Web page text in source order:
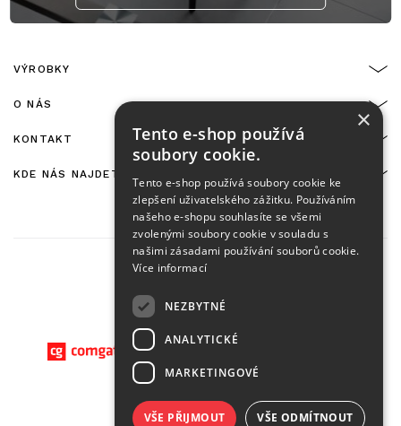
VÝROBKY
O NÁS
KONTAKT
KDE NÁS NAJDETE
On-line platby zajišťuje:
×
Tento e-shop používá
soubory cookie.
Tento e-shop používá soubory cookie ke
zlepšení uživatelského zážitku. Používáním
našeho e-shopu souhlasíte se všemi
zvolenými soubory cookie v souladu s
našimi zásadami používání souborů cookie.
Více informací
NEZBYTNÉ
ANALYTICKÉ
MARKETINGOVÉ
VŠE PŘIJMOUT VŠE ODMÍTNOUT